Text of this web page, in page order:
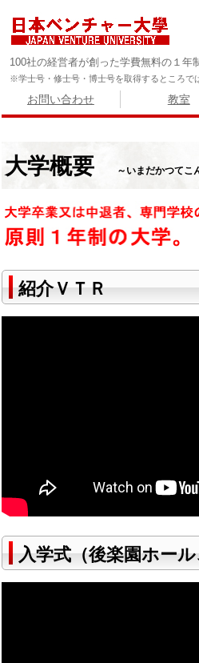
100社の経営者が創った学費無料の１年
※学士号・修士号・博士号を取得するところで
お問い合わせ 教室
大学概要 ～いまだかつてこ
紹介ＶＴＲ
入学式（後楽園ホー